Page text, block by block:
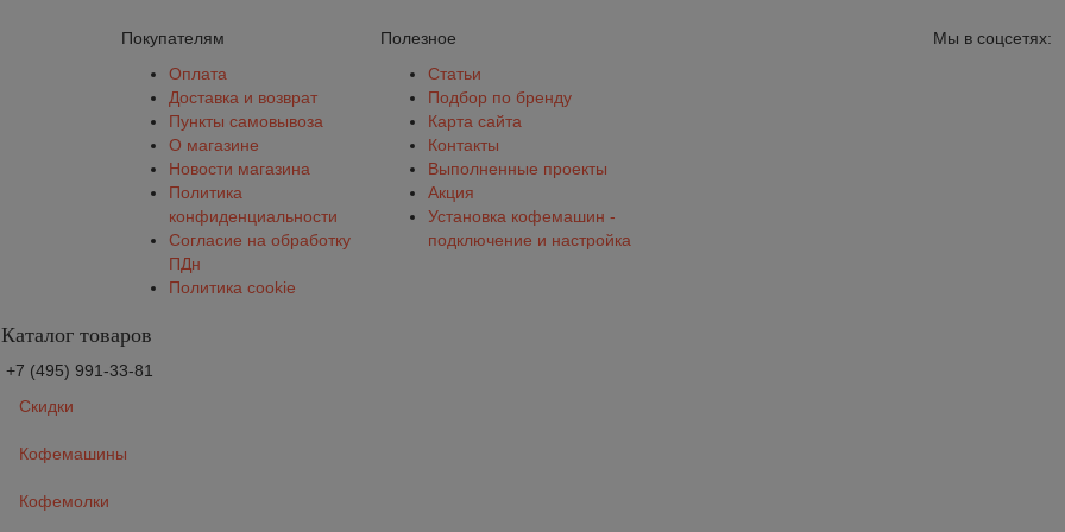
Покупателям
Оплата
Доставка и возврат
Пункты самовывоза
О магазине
Новости магазина
Политика
конфиденциальности
Согласие на обработку
ПДн
Политика cookie
Полезное
Статьи
Подбор по бренду
Карта сайта
Контакты
Выполненные проекты
Акция
Установка кофемашин -
подключение и настройка
Мы в соцсетях:
Каталог товаров
+7 (495) 991-33-81
Скидки
Кофемашины
Кофемолки